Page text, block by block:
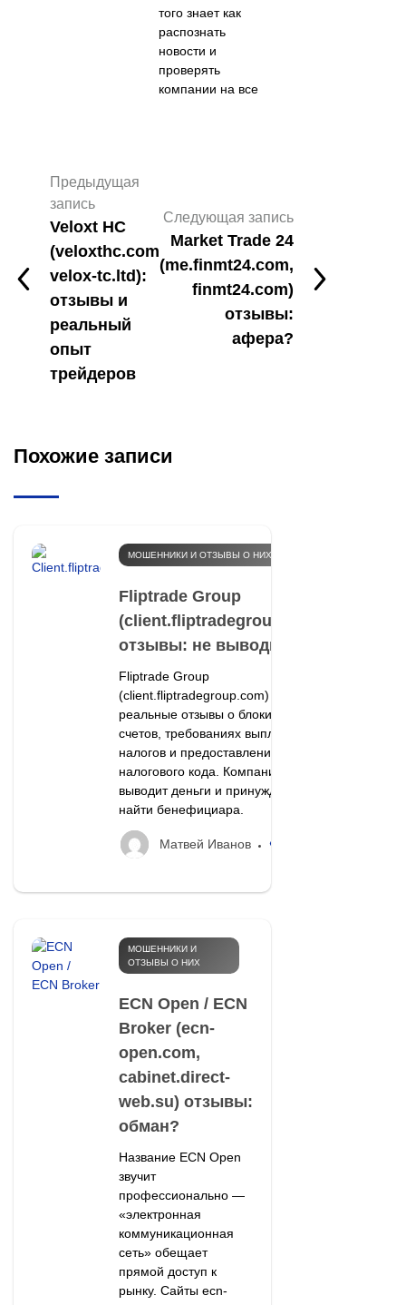
того знает как
распознать
новости и
проверять
компании на все
Предыдущая
запись
Veloxt HC
(veloxthc.com
velox-tc.ltd):
отзывы и
реальный
опыт
трейдеров
Следующая запись
Market Trade 24
(me.finmt24.com,
finmt24.com)
отзывы:
афера?
Похожие записи
МОШЕННИКИ И ОТЗЫВЫ О НИХ
Fliptrade Group
(client.fliptradegroup.com)
отзывы: не выводит
Fliptrade Group
(client.fliptradegroup.com) —
реальные отзывы о блокировке
счетов, требованиях выплаты
налогов и предоставления
налогового кода. Компания не
выводит деньги и принуждает
найти бенефициара.
Матвей Иванов
МОШЕННИКИ И
ОТЗЫВЫ О НИХ
ECN Open / ECN
Broker (ecn-
open.com,
cabinet.direct-
web.su) отзывы:
обман?
Название ECN Open
звучит
профессионально —
«электронная
коммуникационная
сеть» обещает
прямой доступ к
рынку. Сайты ecn-